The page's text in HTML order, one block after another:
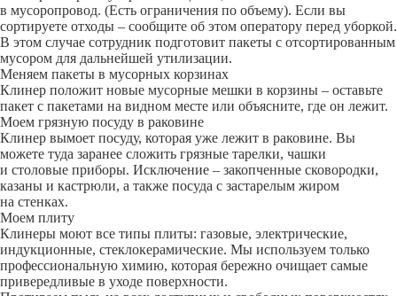
в мусоропровод. (Есть ограничения по объему). Если вы
сортируете отходы – сообщите об этом оператору перед уборкой.
В этом случае сотрудник подготовит пакеты с отсортированным
мусором для дальнейшей утилизации.
Меняем пакеты в мусорных корзинах
Клинер положит новые мусорные мешки в корзины – оставьте
пакет с пакетами на видном месте или объясните, где он лежит.
Моем грязную посуду в раковине
Клинер вымоет посуду, которая уже лежит в раковине. Вы
можете туда заранее сложить грязные тарелки, чашки
и столовые приборы. Исключение – закопченные сковородки,
казаны и кастрюли, а также посуда с застарелым жиром
на стенках.
Моем плиту
Клинеры моют все типы плиты: газовые, электрические,
индукционные, стеклокерамические. Мы используем только
профессиональную химию, которая бережно очищает самые
привередливые в уходе поверхности.